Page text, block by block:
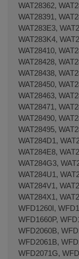
WAT28362,
WAT28391,
WAT283E3,
WAT283K4,
WAT28410,
WAT28428,
WAT28438,
WAT28450,
WAT28463,
WAT28471,
WAT28490,
WAT28495,
WAT284D1,
WAT284E8,
WAT284G3,
WAT284U1,
WAT284V1,
WAT284X1,
WFD1260I,
WFD1660P,
WFD2060B,
WFD2061B,
WFD2071G,